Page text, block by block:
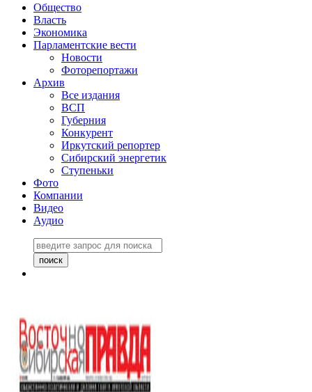
Общество
Власть
Экономика
Парламентские вести
Новости
Фоторепортажи
Архив
Все издания
ВСП
Губерния
Конкурент
Иркутский репортер
Сибирский энергетик
Ступеньки
Фото
Компании
Видео
Аудио